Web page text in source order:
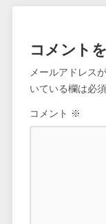
コメント
メールアドレス
いている欄は必
コメント ※